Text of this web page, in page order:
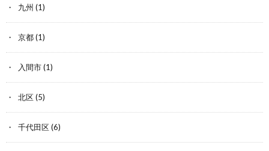
九州 (1)
京都(1)
入間市(1)
北区(5)
千代田区(6)